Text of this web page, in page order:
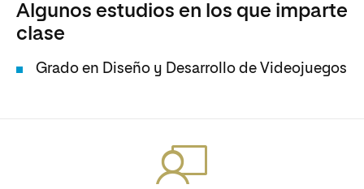
Algunos estudios en los que imparte
clase
Grado en Diseño y Desarrollo de Videojuegos